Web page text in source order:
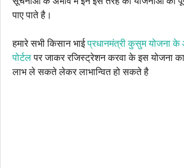
पाए पाते है।
हमारे सभी किसान भाईप्रधानमंत्री कुसुम योजना के
पोर्टलपर जाकर रजिस्ट्रेशन करवा के इस योजना
लाभ ले सकते लेकर लाभान्वित हो सकते है